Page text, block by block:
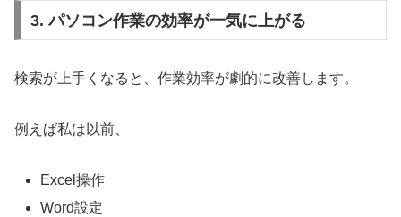
3. パソコン作業の効率が一気に上がる
検索が上手くなると、作業効率が劇的に改善します。
例えば私は以前、
Excel操作
Word設定